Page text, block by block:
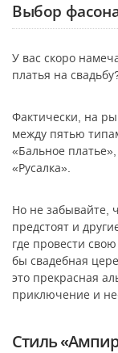
Выбор
У вас скоро
платья на
Фактически, на
между пятью
«Бальное
«Русалка».
Но не забывайте,
предстоят и
где провести
бы свадебная
это прекрасная
приключение и
Стиль